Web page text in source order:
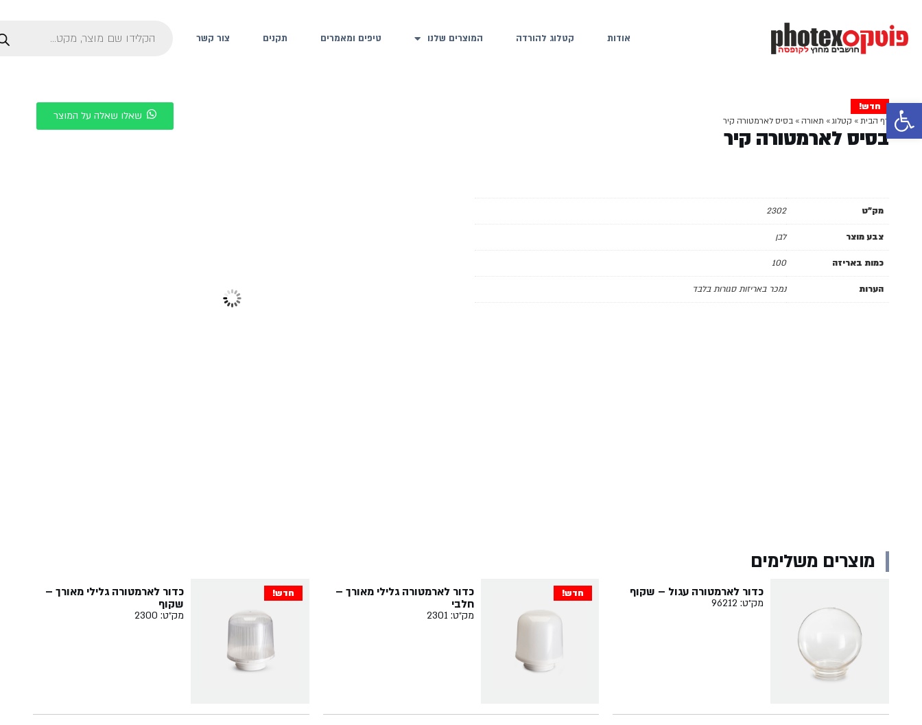
פתח סרגל נגישות
אודות קטלוג להורדה המוצרים שלנו טיפים ומאמרים תקנים צור קשר
חדש!
דף הבית» קטלוג» תאורה» בסיס לארמטורה קיר
בסיס לארמטורה קיר
מק"ט 2302
צבע מוצר לבן
כמות באריזה 100
הערות נמכר באריזות סגורות בלבד
שאלו שאלה על המוצר
מוצרים משלימים
כדור לארמטורה עגול – שקוף
מק״ט: 96212
חדש!
כדור לארמטורה גלילי מאורך –
חלבי
מק״ט: 2301
חדש!
כדור לארמטורה גלילי מאורך –
שקוף
מק״ט: 2300